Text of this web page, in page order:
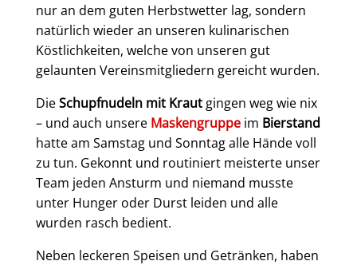
nur an dem guten Herbstwetter lag, sondern
natürlich wieder an unseren kulinarischen
Köstlichkeiten, welche von unseren gut
gelaunten Vereinsmitgliedern gereicht wurden.
DieSchupfnudeln mit Krautgingen weg wie nix
– und auch unsere Maskengruppeim Bierstand
hatte am Samstag und Sonntag alle Hände voll
zu tun. Gekonnt und routiniert meisterte unser
Team jeden Ansturm und niemand musste
unter Hunger oder Durst leiden und alle
wurden rasch bedient.
Neben leckeren Speisen und Getränken, haben